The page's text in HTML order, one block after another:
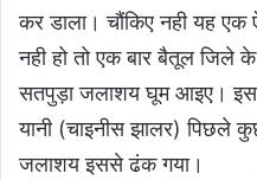
कर डाला। चौंकिए नही यह
नही हो तो एक बार बैतूल जिले
सतपुड़ा जलाशय घूम आइए। इस
यानी (चाइनीस झालर) पिछले
जलाशय इससे ढंक गया।